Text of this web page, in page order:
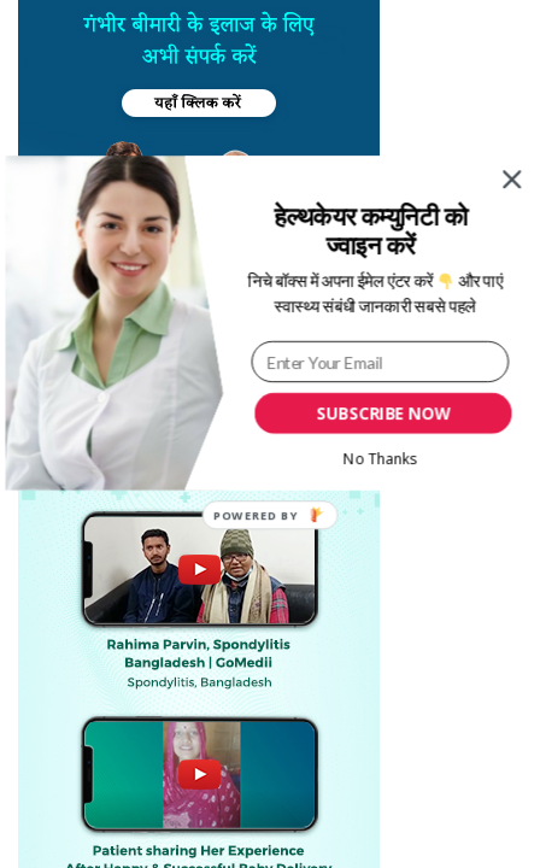
SUBSCRIBE NOW
हेल्थकेयर कम्युनिटी को
ज्वाइन करें
निचे बॉक्स में अपना ईमेल एंटर करें और पाएं
स्वास्थ्य संबंधी जानकारी सबसे पहले
No Thanks
POWERED BY